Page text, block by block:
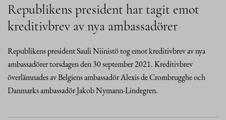
Republikens president har tagit emot
kreditivbrev av nya ambassadörer
Republikens president Sauli Niinistö tog emot kreditivbrev av nya
ambassadörer torsdagen den 30 september 2021. Kreditivbrev
överlämnades av Belgiens ambassadör Alexis de Crombrugghe och
Danmarks ambassadör Jakob Nymann-Lindegren.